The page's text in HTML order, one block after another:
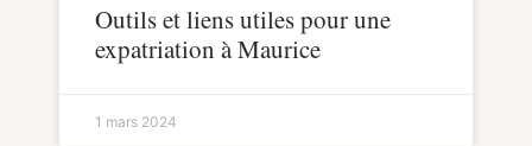
Outils et liens utiles pour une
expatriation à Maurice
1 mars 2024